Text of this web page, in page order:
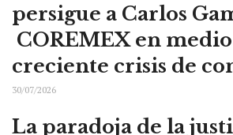
persigue a Carlos
COREMEX en
creciente crisis de
30/07/2026
La paradoja de la